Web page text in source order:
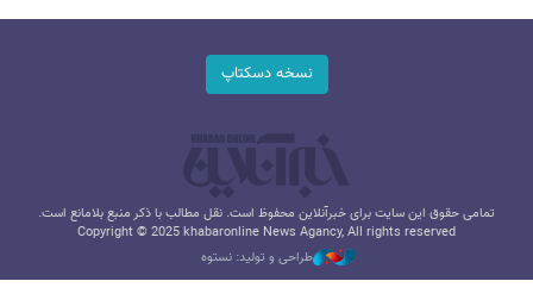
نسخه دسکتاپ
تمامی حقوق این سایت برای خبرآنلاین محفوظ است. نقل مطالب با ذکر منبع بلامانع است.
Copyright © 2025 khabaronline News Agancy, All rights reserved
طراحی و تولید: نستوه